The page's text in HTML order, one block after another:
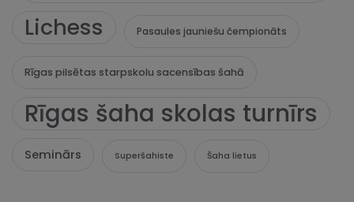
Lichess Pasaules jauniešu čempionāts
Rīgas pilsētas starpskolu sacensības šahā
Rīgas šaha skolas turnīrs
Seminārs Superšahiste Šaha lietus